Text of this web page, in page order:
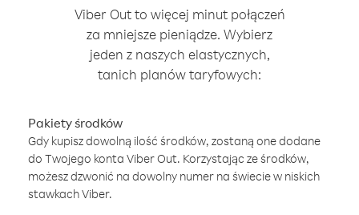
Viber Out to więcej minut połączeń
za mniejsze pieniądze. Wybierz
jeden z naszych elastycznych,
tanich planów taryfowych:
Pakiety środków
Gdy kupisz dowolną ilość środków, zostaną one dodane
do Twojego konta Viber Out. Korzystając ze środków,
możesz dzwonić na dowolny numer na świecie w niskich
stawkach Viber.